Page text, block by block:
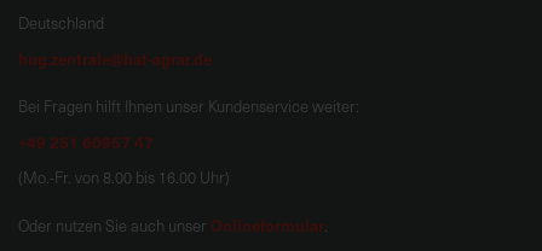
Deutschland
hug.zentrale@bat-agrar.de
Bei Fragen hilft Ihnen unser Kundenservice weiter:
+49 251 60957 47
(Mo.-Fr. von 8.00 bis 16.00 Uhr)
Oder nutzen Sie auch unser Onlineformular.